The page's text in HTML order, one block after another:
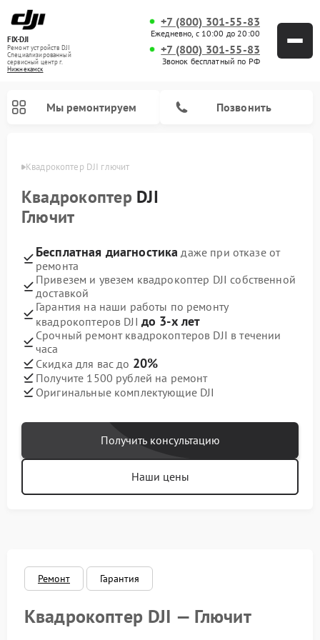
FIX-DJI
Ремонт устройств DJI
Специализированный
cервисный центр г.
Нижнекамск
+7 (800) 301-55-83
Ежедневно, с 10:00 до 20:00
+7 (800) 301-55-83
Звонок бесплатный по РФ
Мы ремонтируем Позвонить
Квадрокоптер DJI глючит
Квадрокоптер DJI
Глючит
Бесплатная диагностика даже при отказе от
ремонта
Привезем и увезем квадрокоптер DJI собственной
доставкой
Гарантия на наши работы по ремонту
квадрокоптеров DJI до 3-х лет
Срочный ремонт квадрокоптеров DJI в течении
часа
Скидка для вас до 20%
Получите 1500 рублей на ремонт
Оригинальные комплектующие DJI
Получить консультацию
Наши цены
Ремонт Гарантия
Квадрокоптер DJI — Глючит